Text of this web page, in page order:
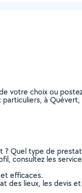
votre choix ou
à
Quel type de
consultez les
efficaces.
des lieux, les devis